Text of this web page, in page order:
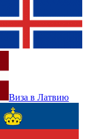
Виза в Латвию